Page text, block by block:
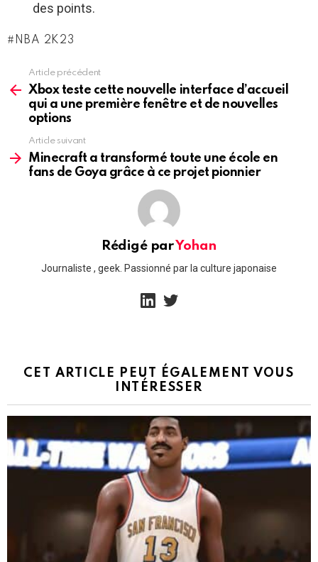
des points.
NBA 2K23
more
Article précédent
Xbox teste cette nouvelle interface d’accueil
qui a une première fenêtre et de nouvelles
options
Article suivant
Minecraft a transformé toute une école en
fans de Goya grâce à ce projet pionnier
Rédigé parYohan
Journaliste , geek. Passionné par la culture japonaise
linkedin
CET ARTICLE PEUT ÉGALEMENT VOUS
INTÉRESSER